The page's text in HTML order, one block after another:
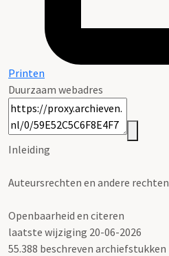
Printen
Duurzaam webadres
Inleiding
Auteursrechten en andere rechten
Openbaarheid en citeren
laatste wijziging 20-06-2026
55.388 beschreven archiefstukken